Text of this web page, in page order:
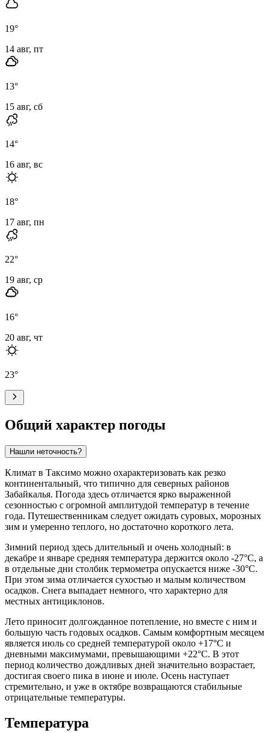
19°
14 авг, пт
13°
15 авг, сб
14°
16 авг, вс
18°
17 авг, пн
22°
19 авг, ср
16°
20 авг, чт
23°
Общий характер погоды
Нашли неточность?
Климат в Таксимо можно охарактеризовать как резко
континентальный, что типично для северных районов
Забайкалья. Погода здесь отличается ярко выраженной
сезонностью с огромной амплитудой температур в течение
года. Путешественникам следует ожидать суровых, морозных
зим и умеренно теплого, но достаточно короткого лета.
Зимний период здесь длительный и очень холодный: в
декабре и январе средняя температура держится около -27°C, а
в отдельные дни столбик термометра опускается ниже -30°C.
При этом зима отличается сухостью и малым количеством
осадков. Снега выпадает немного, что характерно для
местных антициклонов.
Лето приносит долгожданное потепление, но вместе с ним и
большую часть годовых осадков. Самым комфортным месяцем
является июль со средней температурой около +17°C и
дневными максимумами, превышающими +22°C. В этот
период количество дождливых дней значительно возрастает,
достигая своего пика в июне и июле. Осень наступает
стремительно, и уже в октябре возвращаются стабильные
отрицательные температуры.
Температура